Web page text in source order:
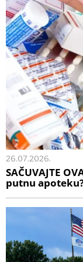
26.07.2026.
SAČUVAJTE
putnu